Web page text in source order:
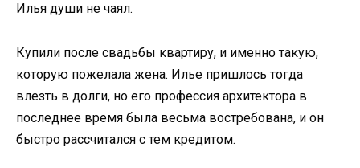
Илья души не чаял.
Купили после свадьбы квартиру, и именно такую,
которую пожелала жена. Илье пришлось тогда
влезть в долги, но его профессия архитектора в
последнее время была весьма востребована, и он
быстро рассчитался с тем кредитом.